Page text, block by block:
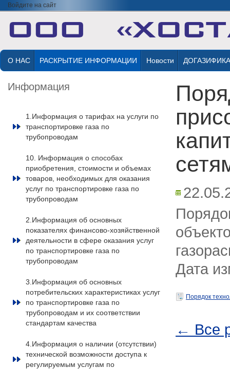
Войдите на сайт
О НАС РАСКРЫТИЕ ИНФОРМАЦИИ Новости
Информация
1.Информация о тарифах на услуги по
транспортировке газа по
трубопроводам
10. Информация о способах
приобретения, стоимости и объемах
товаров, необходимых для оказания
услуг по транспортировке газа по
трубопроводам
2.Информация об основных
показателях финансово-хозяйственной
деятельности в сфере оказания услуг
по транспортировке газа по
трубопроводам
3.Информация об основных
потребительских характеристиках услуг
по транспортировке газа по
трубопроводам и их соответствии
стандартам качества
4.Информация о наличии (отсутствии)
технической возможности доступа к
регулируемым услугам по
Дата
Порядок
← Все